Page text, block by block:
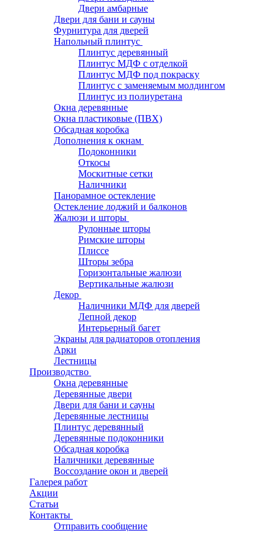
Двери амбарные
Двери для бани и сауны
Фурнитура для дверей
Напольный плинтус
Плинтус деревянный
Плинтус МДФ с отделкой
Плинтус МДФ под покраску
Плинтус с заменяемым молдингом
Плинтус из полиуретана
Окна деревянные
Окна пластиковые (ПВХ)
Обсадная коробка
Дополнения к окнам
Подоконники
Откосы
Москитные сетки
Наличники
Панорамное остекление
Остекление лоджий и балконов
Жалюзи и шторы
Рулонные шторы
Римские шторы
Плиссе
Шторы зебра
Горизонтальные жалюзи
Вертикальные жалюзи
Декор
Наличники МДФ для дверей
Лепной декор
Интерьерный багет
Экраны для радиаторов отопления
Арки
Лестницы
Производство
Окна деревянные
Деревянные двери
Двери для бани и сауны
Деревянные лестницы
Плинтус деревянный
Деревянные подоконники
Обсадная коробка
Наличники деревянные
Воссоздание окон и дверей
Галерея работ
Акции
Статьи
Контакты
Отправить сообщение